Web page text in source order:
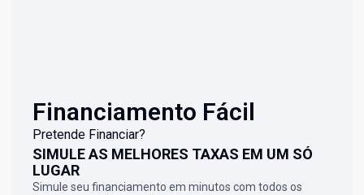
Financiamento Fácil
Pretende Financiar?
SIMULE AS MELHORES TAXAS EM UM SÓ
LUGAR
Simule seu financiamento em minutos com todos os